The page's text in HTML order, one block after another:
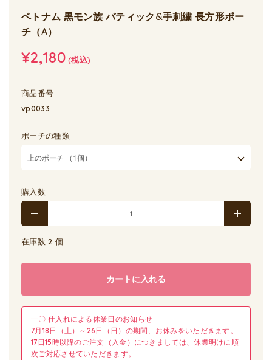
ベトナム 黒モン族 バティック&手刺繍 長方形ポー
チ（A）
¥2,180(税込)
商品番号
vp0033
ポーチの種類
購入数
在庫数 2 個
カートに入れる
━〇 仕入れによる休業日のお知らせ
7月18日（土）～26日（日）の期間、お休みをいただきます。
17日15時以降のご注文（入金）につきましては、休業明けに順
次ご対応させていただきます。